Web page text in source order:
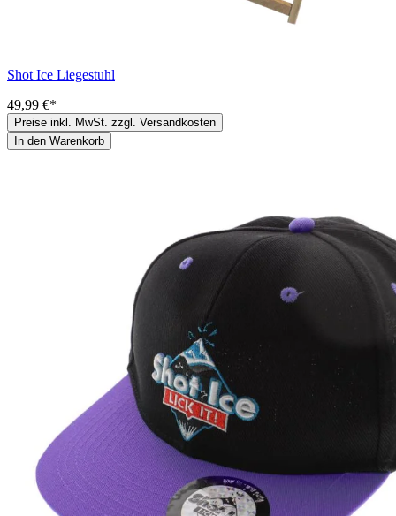
Shot Ice Liegestuhl
49,99 €*
Preise inkl. MwSt. zzgl. Versandkosten
In den Warenkorb